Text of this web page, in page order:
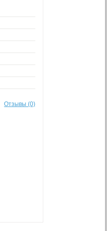
Отзывы (0)